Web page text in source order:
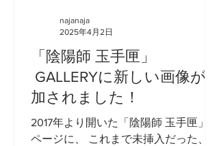
「陰陽師 玉手匣」
GALLERYに新しい画像が追
加されました！
2017年より開いた「陰陽師 玉手匣」の
ページに、 これまで未挿入だった、物
najanaja
2025年4月2日